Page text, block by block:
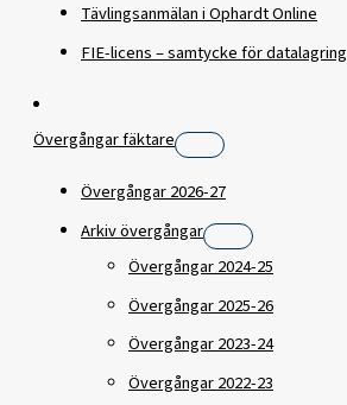
Tävlingsanmälan i Ophardt Online
FIE-licens – samtycke för datalagring
Övergångar fäktare
Övergångar 2026-27
Arkiv övergångar
Övergångar 2024-25
Övergångar 2025-26
Övergångar 2023-24
Övergångar 2022-23